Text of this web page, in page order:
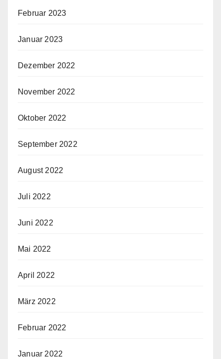
Februar 2023
Januar 2023
Dezember 2022
November 2022
Oktober 2022
September 2022
August 2022
Juli 2022
Juni 2022
Mai 2022
April 2022
März 2022
Februar 2022
Januar 2022